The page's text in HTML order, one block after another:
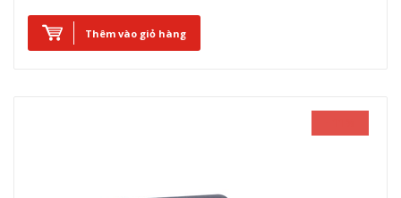
Thêm vào giỏ hàng